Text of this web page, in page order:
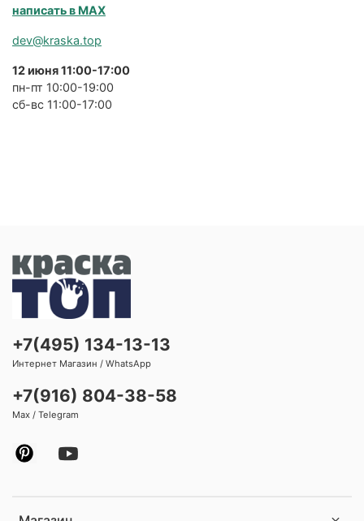
написать в MAX
dev@kraska.top
12 июня 11:00-17:00
пн-пт 10:00-19:00
сб-вс 11:00-17:00
+7(495) 134-13-13
Интернет Магазин / WhatsApp
+7(916) 804-38-58
Max / Telegram